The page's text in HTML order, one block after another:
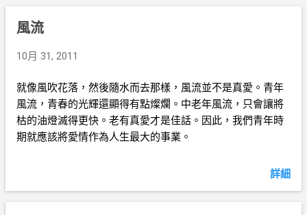
風流
10月 31, 2011
就像風吹花落，然後隨水而去那樣，風流並不是真愛。青年
風流，青春的光輝還顯得有點燦爛。中老年風流，只會讓將
枯的油燈滅得更快。老有真愛才是佳話。因此，我們青年時
期就應該將愛情作為人生最大的事業。
詳細